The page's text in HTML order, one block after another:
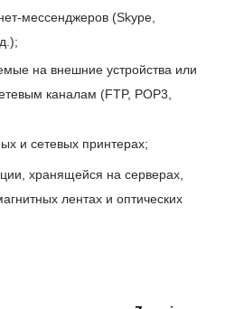
мессенджеров (Skype,
на внешние устройства или
каналам (FTP, POP3,
и сетевых принтерах;
хранящейся на серверах,
лентах и оптических